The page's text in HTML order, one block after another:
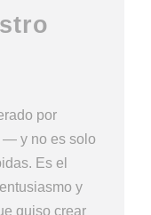
por
— y no es solo
Es el
y
quiso crear